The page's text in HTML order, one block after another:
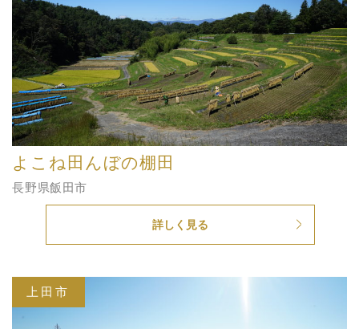
よこね田んぼの棚田
長野県飯田市
詳しく見る
上田市